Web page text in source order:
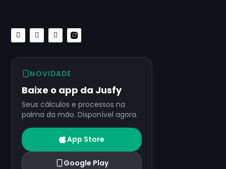
NOVIDADE
Baixe o app da Jusfy
Seus cálculos e processos na
palma da mão. Disponível agora.
App Store
Google Play